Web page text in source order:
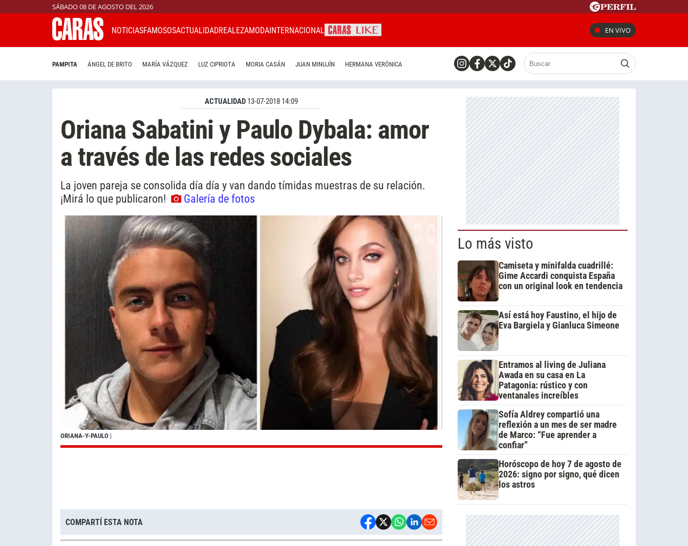
SÁBADO 08 DE AGOSTO DEL 2026
NOTICIASFAMOSOSACTUALIDADREALEZAMODAINTERNACIONAL EN VIVO
PAMPITA ÁNGEL DE BRITO MARÍA VÁZQUEZ LUZ CIPRIOTA MORIA CASÁN JUAN MINUJÍN HERMANA VERÓNICA
ACTUALIDAD 13-07-2018 14:09
Oriana Sabatini y Paulo Dybala: amor
a través de las redes sociales
La joven pareja se consolida día día y van dando tímidas muestras de su relación.
¡Mirá lo que publicaron!
Galería de fotos
ORIANA-Y-PAULO |
COMPARTÍ ESTA NOTA
Lo más visto
Camiseta y minifalda cuadrillé:
Gime Accardi conquista España
con un original look en tendencia
Así está hoy Faustino, el hijo de
Eva Bargiela y Gianluca Simeone
Entramos al living de Juliana
Awada en su casa en La
Patagonia: rústico y con
ventanales increíbles
Sofía Aldrey compartió una
reflexión a un mes de ser madre
de Marco: “Fue aprender a
confiar”
Horóscopo de hoy 7 de agosto de
2026: signo por signo, qué dicen
los astros